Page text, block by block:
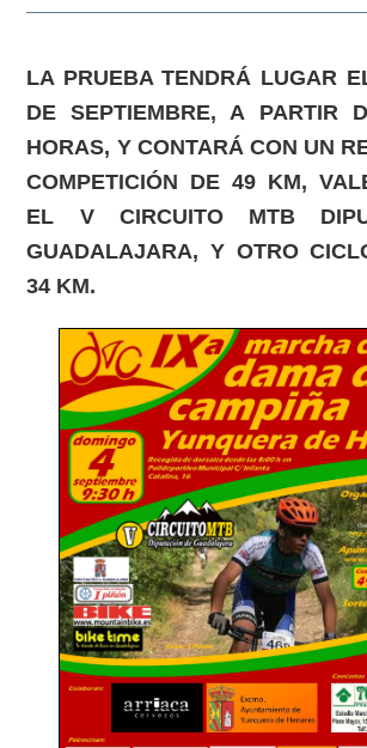
LA PRUEBA TENDRÁ LUGAR
DE SEPTIEMBRE, A PARTIR
HORAS, Y CONTARÁ CON UN
COMPETICIÓN DE 49 KM,
EL V CIRCUITO MTB
GUADALAJARA, Y OTRO
34 KM.